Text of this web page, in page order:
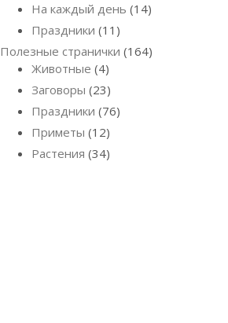
На каждый день (14)
Праздники (11)
Полезные странички (164)
Животные (4)
Заговоры (23)
Праздники (76)
Приметы (12)
Растения (34)